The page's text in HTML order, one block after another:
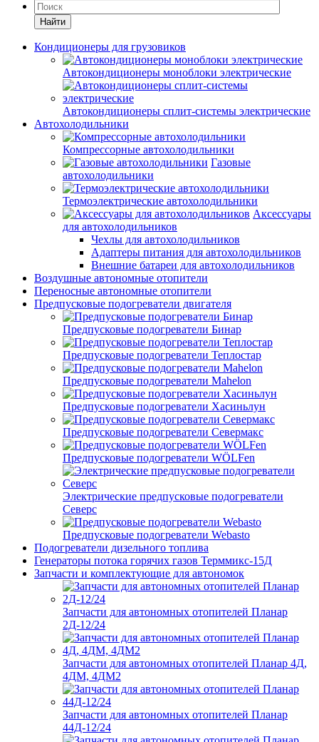
Найти
Кондиционеры для грузовиков
Автокондиционеры моноблоки электрические
Автокондиционеры сплит-системы электрические
Автохолодильники
Компрессорные автохолодильники
Газовые
автохолодильники
Термоэлектрические автохолодильники
Аксессуары
для автохолодильников
Чехлы для автохолодильников
Адаптеры питания для автохолодильников
Внешние батареи для автохолодильников
Воздушные автономные отопители
Переносные автономные отопители
Предпусковые подогреватели двигателя
Предпусковые подогреватели Бинар
Предпусковые подогреватели Теплостар
Предпусковые подогреватели Mahelon
Предпусковые подогреватели Хасиньлун
Предпусковые подогреватели Севермакс
Предпусковые подогреватели WÖLFen
Электрические предпусковые подогреватели
Северс
Предпусковые подогреватели Webasto
Подогреватели дизельного топлива
Генераторы потока горячих газов Терммикс-15Д
Запчасти и комплектующие для автономок
Запчасти для автономных отопителей Планар
2Д-12/24
Запчасти для автономных отопителей Планар 4Д,
4ДМ, 4ДМ2
Запчасти для автономных отопителей Планар
44Д-12/24